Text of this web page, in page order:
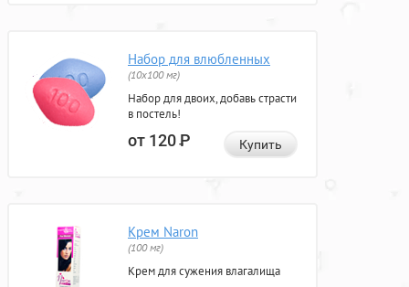
Набор для влюбленных
(10х100 мг)
Набор для двоих, добавь страсти
в постель!
от 120Р Купить
Крем Naron
(100 мг)
Крем для сужения влагалища